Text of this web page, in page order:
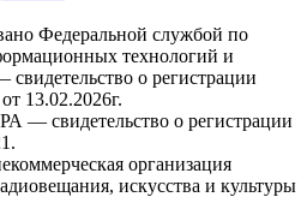
Федеральной службой по
технологий и
о регистрации
13.02.2026г.
— свидетельство о регистрации
организация
искусства и культуры